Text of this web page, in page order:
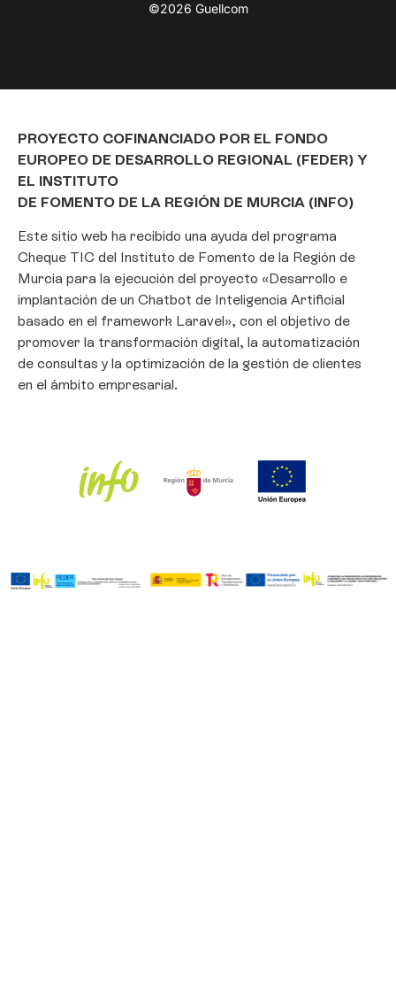
©2026 Guellcom
PROYECTO COFINANCIADO POR EL FONDO
EUROPEO DE DESARROLLO REGIONAL (FEDER) Y
EL INSTITUTO
DE FOMENTO DE LA REGIÓN DE MURCIA (INFO)
Este sitio web ha recibido una ayuda del programa
Cheque TIC del Instituto de Fomento de la Región de
Murcia para la ejecución del proyecto «Desarrollo e
implantación de un Chatbot de Inteligencia Artificial
basado en el framework Laravel», con el objetivo de
promover la transformación digital, la automatización
de consultas y la optimización de la gestión de clientes
en el ámbito empresarial.